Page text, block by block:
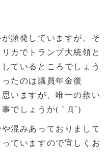
頻発していますが、そ
カでトランプ大統領と
ているところでしょう
たのは議員年金復
いますが、唯一の救い
でしょうか(｀Д´)
混みあっておりまして
ていますので宜しくお